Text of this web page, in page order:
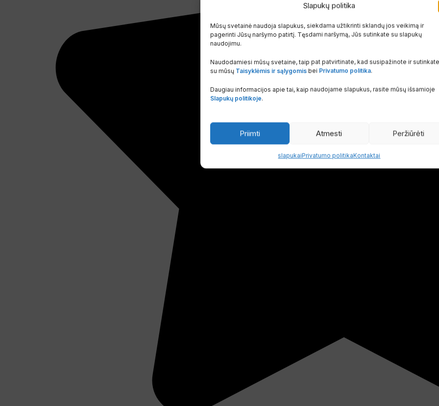
Slapukų politika
Mūsų svetainė naudoja slapukus, siekdama užtikrinti sklandų jos veikimą ir
pagerinti Jūsų naršymo patirtį. Tęsdami naršymą, Jūs sutinkate su slapukų
naudojimu.
Naudodamiesi mūsų svetaine, taip pat patvirtinate, kad susipažinote ir sutinkate
su mūsų Taisyklėmis ir sąlygomis bei Privatumo politika.
Daugiau informacijos apie tai, kaip naudojame slapukus, rasite mūsų išsamioje
Slapukų politikoje.
Priimti Atmesti Peržiūrėti
slapukaiPrivatumo politikaKontaktai